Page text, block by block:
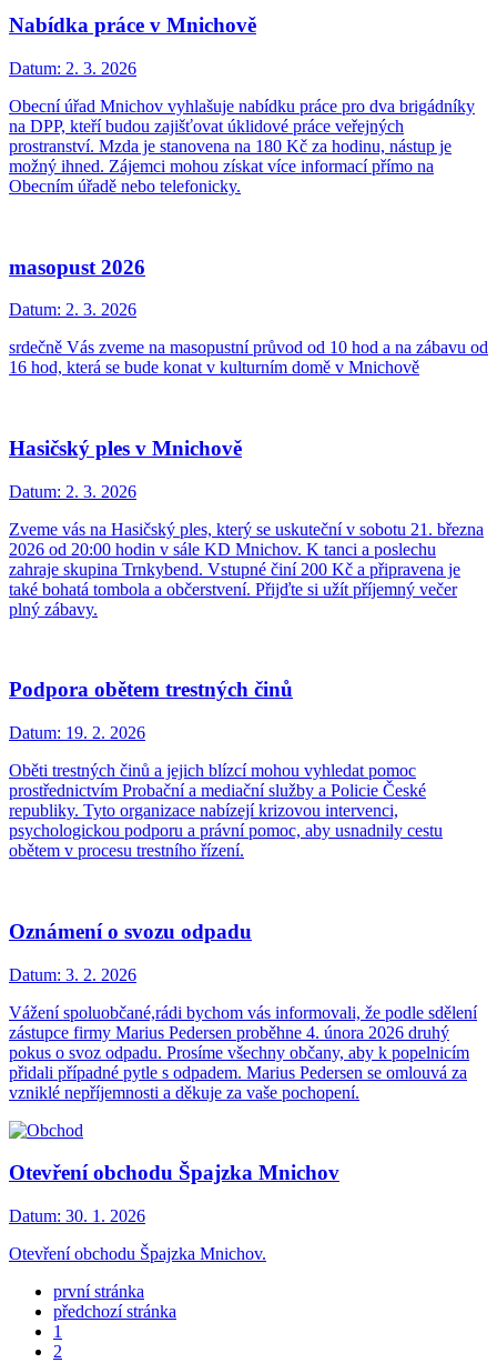
Nabídka práce v Mnichově
Datum: 2. 3. 2026
Obecní úřad Mnichov vyhlašuje nabídku práce pro dva brigádníky
na DPP, kteří budou zajišťovat úklidové práce veřejných
prostranství. Mzda je stanovena na 180 Kč za hodinu, nástup je
možný ihned. Zájemci mohou získat více informací přímo na
Obecním úřadě nebo telefonicky.
masopust 2026
Datum: 2. 3. 2026
srdečně Vás zveme na masopustní průvod od 10 hod a na zábavu od
16 hod, která se bude konat v kulturním domě v Mnichově
Hasičský ples v Mnichově
Datum: 2. 3. 2026
Zveme vás na Hasičský ples, který se uskuteční v sobotu 21. března
2026 od 20:00 hodin v sále KD Mnichov. K tanci a poslechu
zahraje skupina Trnkybend. Vstupné činí 200 Kč a připravena je
také bohatá tombola a občerstvení. Přijďte si užít příjemný večer
plný zábavy.
Podpora obětem trestných činů
Datum: 19. 2. 2026
Oběti trestných činů a jejich blízcí mohou vyhledat pomoc
prostřednictvím Probační a mediační služby a Policie České
republiky. Tyto organizace nabízejí krizovou intervenci,
psychologickou podporu a právní pomoc, aby usnadnily cestu
obětem v procesu trestního řízení.
Oznámení o svozu odpadu
Datum: 3. 2. 2026
Vážení spoluobčané,rádi bychom vás informovali, že podle sdělení
zástupce firmy Marius Pedersen proběhne 4. února 2026 druhý
pokus o svoz odpadu. Prosíme všechny občany, aby k popelnicím
přidali případné pytle s odpadem. Marius Pedersen se omlouvá za
vzniklé nepříjemnosti a děkuje za vaše pochopení.
Otevření obchodu Špajzka Mnichov
Datum: 30. 1. 2026
Otevření obchodu Špajzka Mnichov.
první stránka
předchozí stránka
1
2